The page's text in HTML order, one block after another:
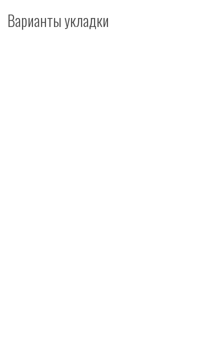
Варианты укладки